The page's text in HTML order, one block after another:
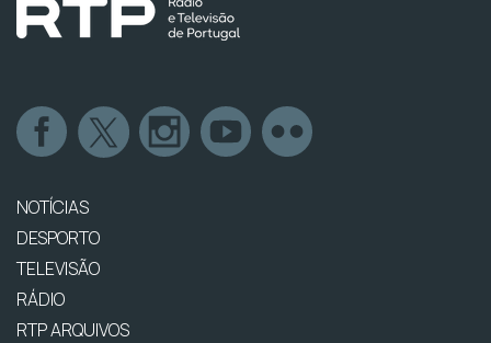
NOTÍCIAS
DESPORTO
TELEVISÃO
RÁDIO
RTP ARQUIVOS